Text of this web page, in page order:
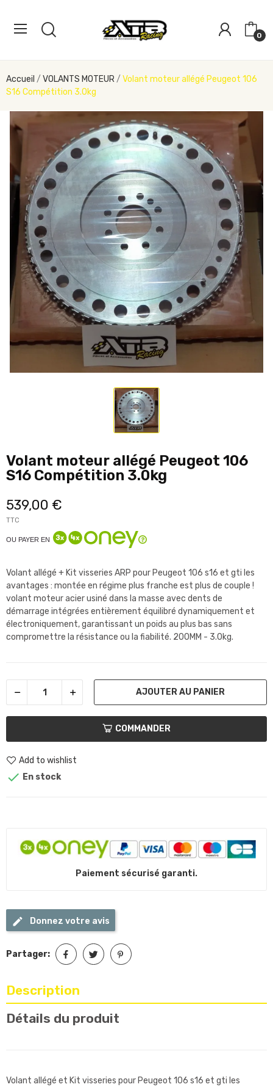
0
Accueil VOLANTS MOTEUR
Volant moteur allégé Peugeot 106
S16 Compétition 3.0kg
Volant moteur allégé Peugeot 106
S16 Compétition 3.0kg
539,00 €
TTC
OU PAYER EN
Volant allégé + Kit visseries ARP pour Peugeot 106 s16 et gti les
avantages : montée en régime plus franche est plus de couple !
volant moteur acier usiné dans la masse avec dents de
démarrage intégrées entièrement équilibré dynamiquement et
électroniquement, garantissant un poids au plus bas sans
compromettre la résistance ou la fiabilité. 200MM - 3.0kg.
AJOUTER AU PANIER
COMMANDER
Add to wishlist
 En stock
Paiement sécurisé garanti.
Donnez votre avis
Partager:
Description
Détails du produit
Volant allégé et Kit visseries pour Peugeot 106 s16 et gti les